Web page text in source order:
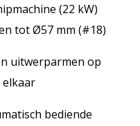
(22 kW)
tot Ø57 mm (#18)
uitwerparmen op
elkaar
bediende